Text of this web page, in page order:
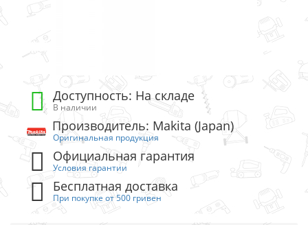
Доступность: На складе
В наличии
Производитель: Makita (Japan)
Оригинальная продукция
Официальная гарантия
Условия гарантии
Бесплатная доставка
При покупке от 500 гривен